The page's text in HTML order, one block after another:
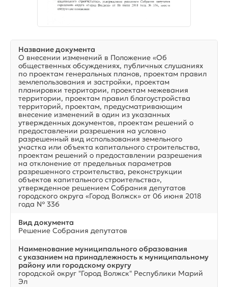
Название документа
О внесении изменений в Положение «Об
общественных обсуждениях, публичных слушаниях
по проектам генеральных планов, проектам правил
землепользования и застройки, проектам
планировки территории, проектам межевания
территории, проектам правил благоустройства
территорий, проектам, предусматривающим
внесение изменений в один из указанных
утвержденных документов, проектам решений о
предоставлении разрешения на условно
разрешенный вид использования земельного
участка или объекта капитального строительства,
проектам решений о предоставлении разрешения
на отклонение от предельных параметров
разрешенного строительства, реконструкции
объектов капитального строительства»,
утвержденное решением Собрания депутатов
городского округа «Город Волжск» от 06 июня 2018
года № 336
Вид документа
Решение Собрания депутатов
Наименование муниципального образования
с указанием на принадлежность к муниципальному
району или городскому округу
городской округ "Город Волжск" Республики Марий
Эл